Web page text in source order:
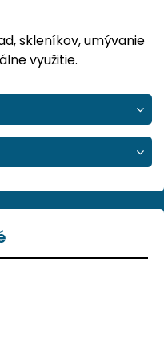
skleníkov, umývanie
využitie.